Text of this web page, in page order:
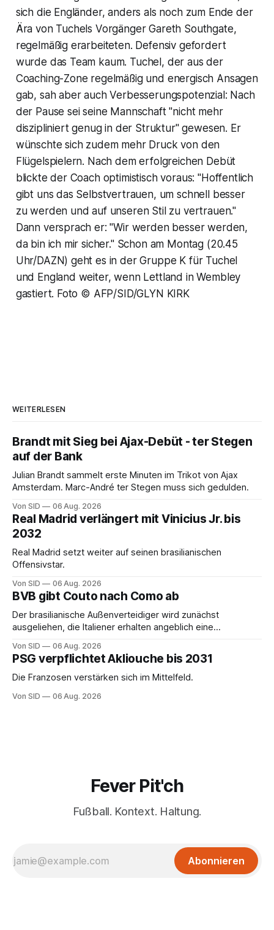
sich die Engländer, anders als noch zum Ende der
Ära von Tuchels Vorgänger Gareth Southgate,
regelmäßig erarbeiteten. Defensiv gefordert
wurde das Team kaum. Tuchel, der aus der
Coaching-Zone regelmäßig und energisch Ansagen
gab, sah aber auch Verbesserungspotenzial: Nach
der Pause sei seine Mannschaft "nicht mehr
diszipliniert genug in der Struktur" gewesen. Er
wünschte sich zudem mehr Druck von den
Flügelspielern. Nach dem erfolgreichen Debüt
blickte der Coach optimistisch voraus: "Hoffentlich
gibt uns das Selbstvertrauen, um schnell besser
zu werden und auf unseren Stil zu vertrauen."
Dann versprach er: "Wir werden besser werden,
da bin ich mir sicher." Schon am Montag (20.45
Uhr/DAZN) geht es in der Gruppe K für Tuchel
und England weiter, wenn Lettland in Wembley
gastiert. Foto © AFP/SID/GLYN KIRK
WEITERLESEN
Brandt mit Sieg bei Ajax-Debüt - ter Stegen
auf der Bank
Julian Brandt sammelt erste Minuten im Trikot von Ajax
Amsterdam. Marc-André ter Stegen muss sich gedulden.
Von SID 06 Aug. 2026
Real Madrid verlängert mit Vinicius Jr. bis
2032
Real Madrid setzt weiter auf seinen brasilianischen
Offensivstar.
Von SID 06 Aug. 2026
BVB gibt Couto nach Como ab
Der brasilianische Außenverteidiger wird zunächst
ausgeliehen, die Italiener erhalten angeblich eine
Von SID 06 Aug. 2026
PSG verpflichtet Akliouche bis 2031
Die Franzosen verstärken sich im Mittelfeld.
Von SID 06 Aug. 2026
Fever Pit'ch
Fußball. Kontext. Haltung.
Abonnieren